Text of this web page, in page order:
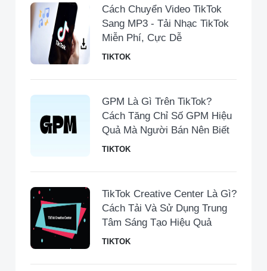
Cách Chuyển Video TikTok
Sang MP3 - Tải Nhạc TikTok
Miễn Phí, Cực Dễ
TIKTOK
GPM Là Gì Trên TikTok?
Cách Tăng Chỉ Số GPM Hiệu
Quả Mà Người Bán Nên Biết
TIKTOK
TikTok Creative Center Là Gì?
Cách Tải Và Sử Dụng Trung
Tâm Sáng Tạo Hiệu Quả
TIKTOK